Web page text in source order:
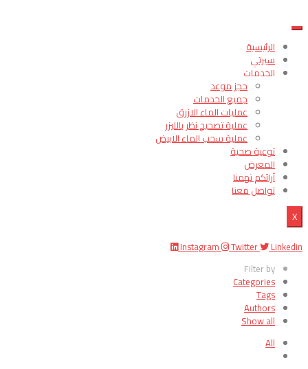
الرئيسية
سيرتي
الخدمات
حجز موعد
جميع الخدمات
عمليات الماء الازرق
عملية تصحيح نظر بالليزر
عملية سحب الماء الابيض
توعية صحية
المعرض
آرائكم تهمنا
تواصل معنا
X
Instagram Twitter
Linkedin
Filter by
Categories
Tags
Authors
Show all
All